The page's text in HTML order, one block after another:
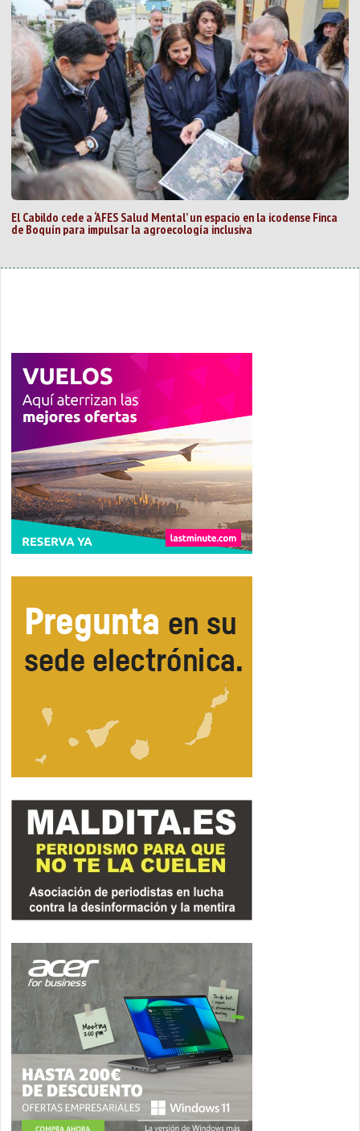
El Cabildo cede a ‘AFES Salud Mental’ un espacio en la icodense Finca
de Boquín para impulsar la agroecología inclusiva